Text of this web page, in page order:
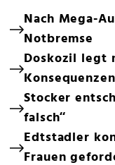
Nach Mega-
Notbremse
Doskozil legt
Stocker
falsch“
Edtstadler
Frauen